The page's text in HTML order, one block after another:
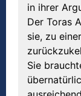
in ihrer
Der Toras
sie, zu
Sie